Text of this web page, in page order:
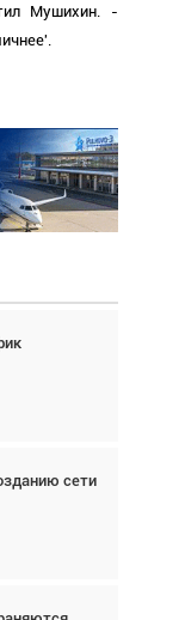
Мушихин. -
сети
БПЛА в